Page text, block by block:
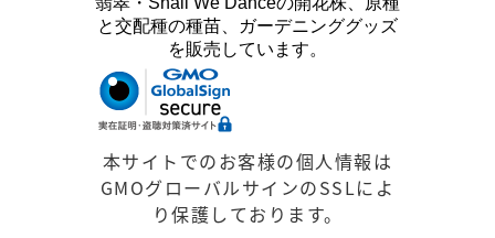
と交配種の種苗、ガーデニンググッズ
を販売しています。
本サイトでのお客様の個人情報は
GMOグローバルサインのSSLによ
り保護しております。